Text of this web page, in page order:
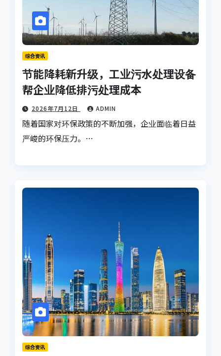
综合资讯
节能降耗新升级，工业污水处理设备
帮企业降低排污处理成本
2026年7月12日 ADMIN
随着国家对环保政策的不断加强，企业面临着日益
严峻的环保压力。…
综合资讯